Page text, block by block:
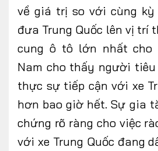
về giá trị so với cùng kỳ
đưa Trung Quốc lên vị trí
cung ô tô lớn nhất
Nam cho thấy người
thực sự tiếp cận với xe
hơn bao giờ hết. Sự gia
chứng rõ ràng cho việc
với xe Trung Quốc đang